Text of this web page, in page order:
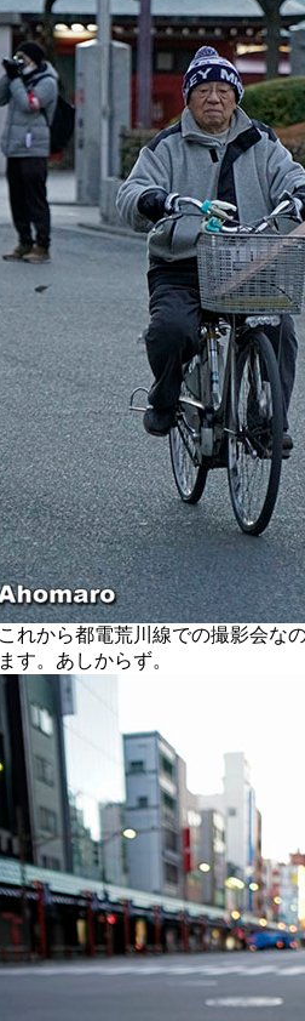
れから都電荒川線での撮影会な
す。あしからず。